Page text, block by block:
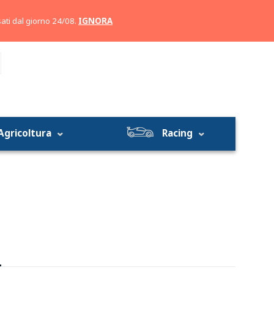
Racing
dal giorno 24/08. IGNORA